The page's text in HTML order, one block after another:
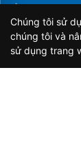
Tổng Biên Tập:
Giấy phép
Thông tin và
Chúng tôi sử
chúng tôi và
sử dụng trang